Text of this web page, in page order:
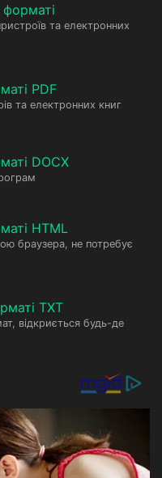
та електронних
PDF
та електронних книг
DOCX
HTML
браузера, не потребує
TXT
відкриється будь-де